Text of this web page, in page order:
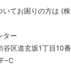
てお困りの方は (
ター
区道玄坂1丁目10